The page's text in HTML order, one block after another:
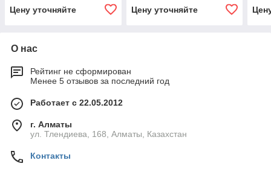
Цену уточняйте
Цену уточняйте
О нас
Рейтинг не сформирован
Менее 5 отзывов за последний год
Работает с 22.05.2012
г. Алматы
ул. Тлендиева, 168, Алматы, Казахстан
Контакты